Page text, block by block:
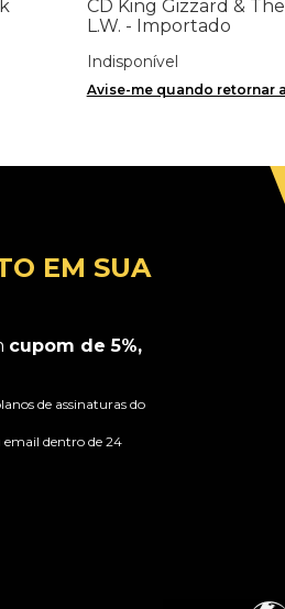
CD King Gizzard &
L.W. - Importado
Indisponível
Avise-me quando retornar
EM SUA
cupom de 5%,
de assinaturas do
email dentro de 24